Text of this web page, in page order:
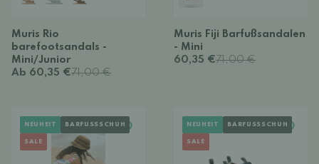
Muris Rio
barefootsandals -
Mini/Junior
Ab 60,35 €71,00 €
Muris Fiji Barfußsandalen
- Mini
60,35 €71,00 €
NEUHEIT BARFUSSSCHUH
SALE
NEUHEIT BARFUSSSCHUH
SALE